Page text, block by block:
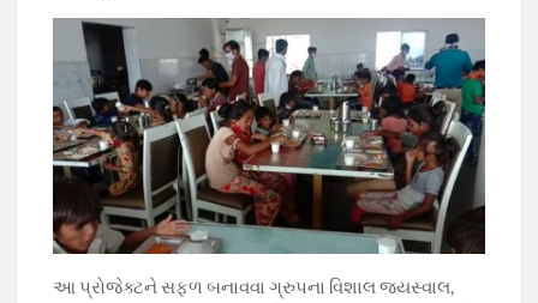
આ પ્રોજેક્ટને સફળ બનાવવા ગ્રુપના વિશાલ જયસ્વાલ,